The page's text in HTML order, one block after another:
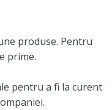
produse. Pentru
prime.
pentru a fi la curent